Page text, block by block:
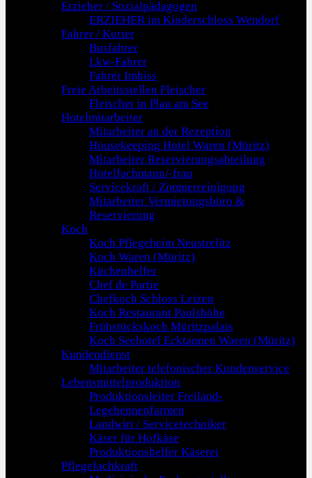
Erzieher / Sozialpädagogen
ERZIEHER im Kinderschloss Wendorf
Fahrer / Kurier
Busfahrer
Lkw-Fahrer
Fahrer Imbiss
Freie Arbeitsstellen Fleischer
Fleischer in Plau am See
Hotelmitarbeiter
Mitarbeiter an der Rezeption
Housekeeping Hotel Waren (Müritz)
Mitarbeiter Reservierungsabteilung
Hotelfachmann/-frau
Servicekraft / Zimmerreinigung
Mitarbeiter Vermietungsbüro &
Reservierung
Koch
Koch Pflegeheim Neustrelitz
Koch Waren (Müritz)
Küchenhelfer
Chef de Partie
Chefkoch Schloss Leizen
Koch Restaurant Paulshöhe
Frühstückskoch Müritzpalais
Koch Seehotel Ecktannen Waren (Müritz)
Kundendienst
Mitarbeiter telefonischer Kundenservice
Lebensmittelproduktion
Produktionsleiter Freiland-
Legehennenfarmen
Landwirt / Servicetechniker
Käser für Hofkäse
Produktionshelfer Käserei
Pflegefachkraft